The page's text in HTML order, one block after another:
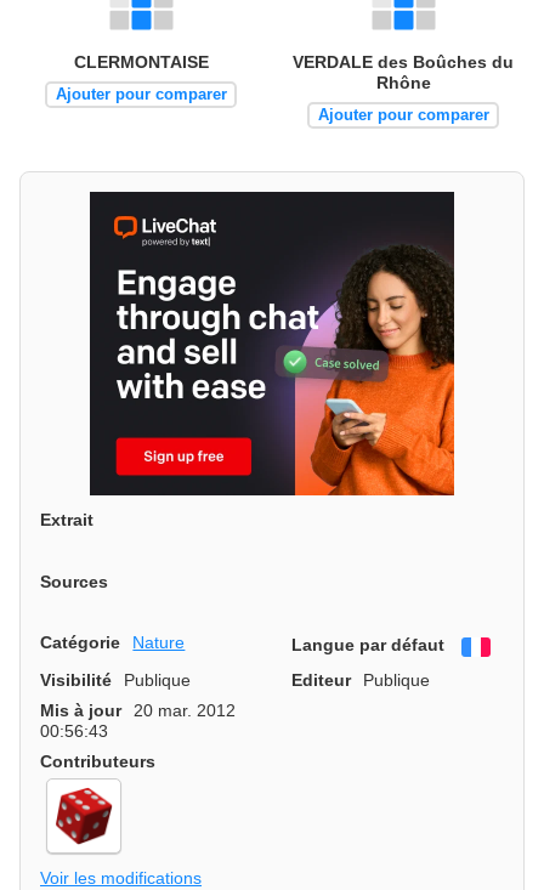
CLERMONTAISE
Ajouter pour comparer
VERDALE des Boûches du
Rhône
Ajouter pour comparer
Extrait
Sources
Catégorie Nature Langue par défaut
Visibilité
Publique Editeur
Publique
Mis à jour
20 mar. 2012
00:56:43
Contributeurs
Voir les modifications